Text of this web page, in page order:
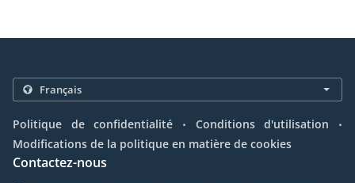
Politique de confidentialité . Conditions d'utilisation .
Modifications de la politique en matière de cookies
Contactez-nous